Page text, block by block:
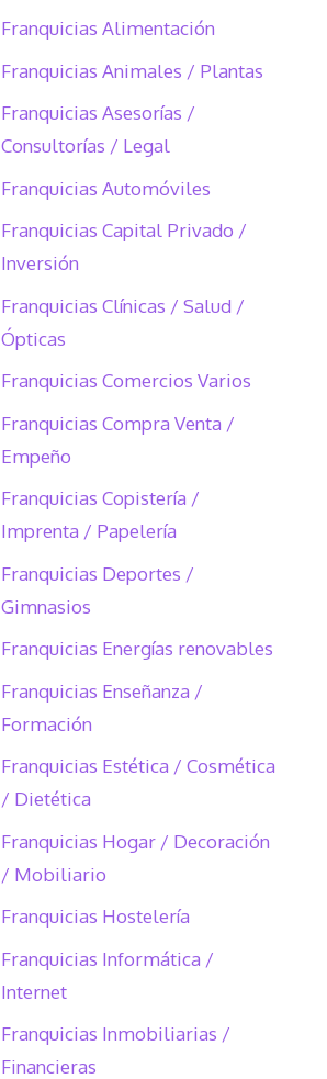
Franquicias Alimentación
Franquicias Animales / Plantas
Franquicias Asesorías /
Consultorías / Legal
Franquicias Automóviles
Franquicias Capital Privado /
Inversión
Franquicias Clínicas / Salud /
Ópticas
Franquicias Comercios Varios
Franquicias Compra Venta /
Empeño
Franquicias Copistería /
Imprenta / Papelería
Franquicias Deportes /
Gimnasios
Franquicias Energías renovables
Franquicias Enseñanza /
Formación
Franquicias Estética / Cosmética
/ Dietética
Franquicias Hogar / Decoración
/ Mobiliario
Franquicias Hostelería
Franquicias Informática /
Internet
Franquicias Inmobiliarias /
Financieras